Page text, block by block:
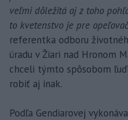
veľmi dôležitá aj z toho
to kvetenstvo je pre
referentka odboru
úradu v Žiari nad Hronom
chceli týmto spôsobom
robiť aj inak.
Podľa Gendiarovej